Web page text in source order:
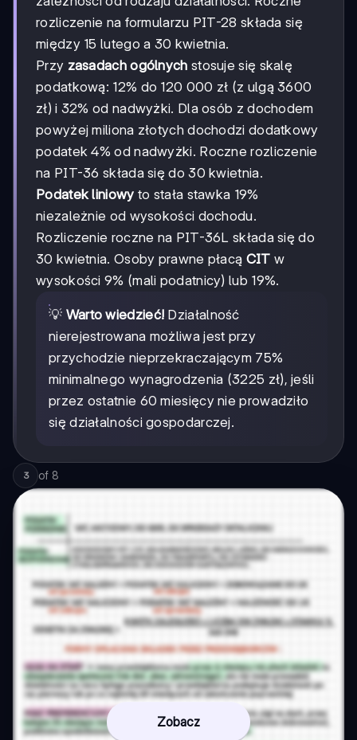
rozliczenie na formularzu PIT-28 składa się
między 15 lutego a 30 kwietnia.
Przy zasadach ogólnych stosuje się skalę
podatkową: 12% do 120 000 zł (z ulgą 3600
zł) i 32% od nadwyżki. Dla osób z dochodem
powyżej miliona złotych dochodzi dodatkowy
podatek 4% od nadwyżki. Roczne rozliczenie
na PIT-36 składa się do 30 kwietnia.
Podatek liniowy to stała stawka 19%
niezależnie od wysokości dochodu.
Rozliczenie roczne na PIT-36L składa się do
30 kwietnia. Osoby prawne płacą CIT w
wysokości 9% (mali podatnicy) lub 19%.
💡 Warto wiedzieć! Działalność
nierejestrowana możliwa jest przy
przychodzie nieprzekraczającym 75%
minimalnego wynagrodzenia (3225 zł), jeśli
przez ostatnie 60 miesięcy nie prowadziło
się działalności gospodarczej.
3 of 8
Zobacz